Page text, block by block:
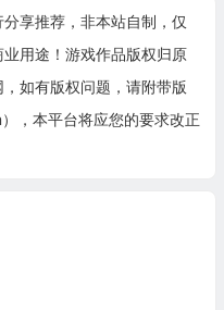
享推荐，非本站自制，仅
用途！游戏作品版权归原
如有版权问题，请附带版
，本平台将应您的要求改正